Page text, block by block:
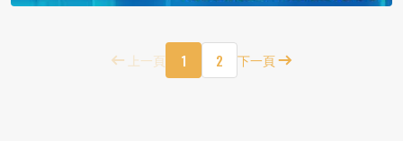
上一頁 1 2 下一頁